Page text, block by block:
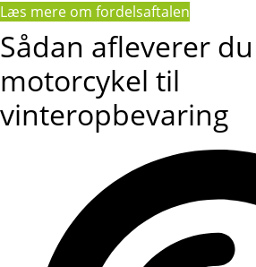
Læs mere om fordelsaftalen
Sådan afleverer
motorcykel til
vinteropbevaring